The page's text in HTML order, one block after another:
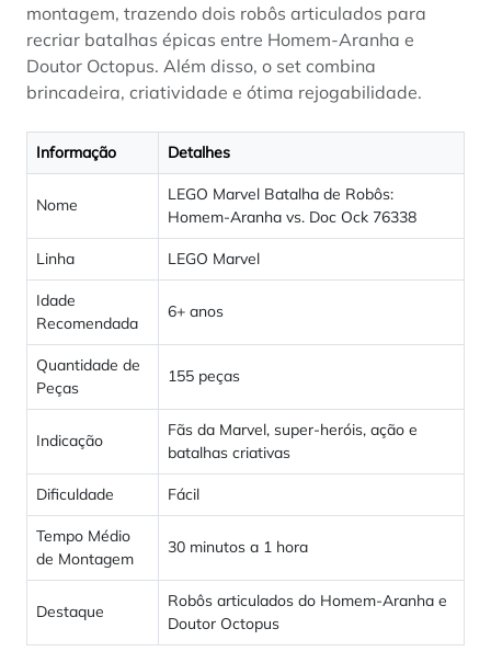
montagem, trazendo dois robôs articulados para
recriar batalhas épicas entre Homem-Aranha e
Doutor Octopus. Além disso, o set combina
brincadeira, criatividade e ótima rejogabilidade.
Informação Detalhes
Nome
LEGO Marvel Batalha de Robôs:
Homem-Aranha vs. Doc Ock 76338
Linha LEGO Marvel
Idade
Recomendada
6+ anos
Quantidade de
Peças
155 peças
Indicação
Fãs da Marvel, super-heróis, ação e
batalhas criativas
Dificuldade Fácil
Tempo Médio
de Montagem
30 minutos a 1 hora
Destaque
Robôs articulados do Homem-Aranha e
Doutor Octopus